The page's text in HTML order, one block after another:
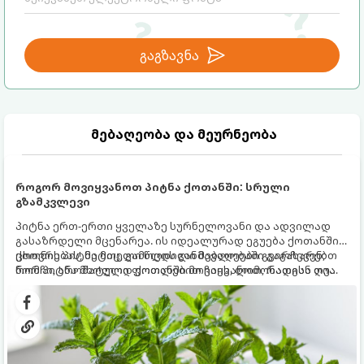
გაგზავნა
მებაღეობა და მეურნეობა
როგორ მოვიყვანოთ პიტნა ქოთანში: სრული
გზამკვლევი
პიტნა ერთ-ერთი ყველაზე სურნელოვანი და ადვილად
გასაზრდელი მცენარეა. ის იდეალურად ეგუება ქოთანში
ცხოვრებას, მეტიც, გამოცდილი მებაღეები გვირჩევენ,
რომ პიტნა მხოლოდ ქოთანში მოვიყვანოთ, რადგან ღია
გრუნტში (ბაღში) დარგვისას ის ფესვებით ძალიან
სწრაფად ვრცელდება და სხვა მცენარეებს ავიწროებს.
ქოთნის პიტნა მთელი წლის განმავლობაში გაგახარებთ
ნორჩი, არომატული ფოთლებით ჩაის, ლიმონათისა თუ
კერძებისთვის.